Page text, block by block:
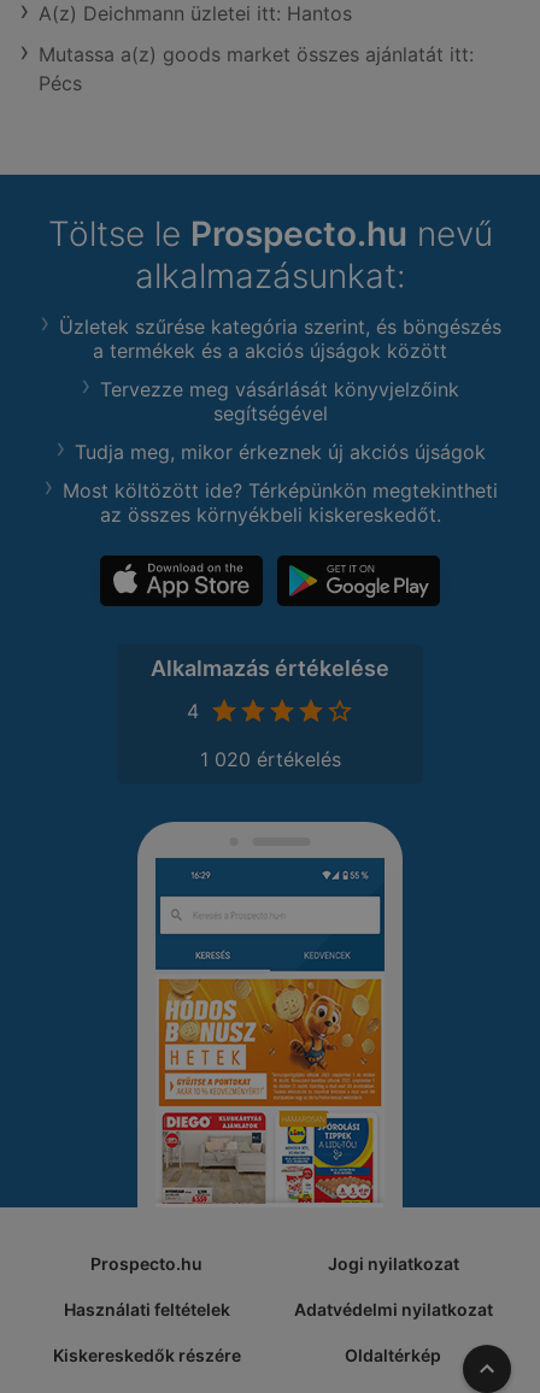
A(z) Deichmann üzletei itt: Hantos
Mutassa a(z) goods market összes ajánlatát itt:
Pécs
Töltse le Prospecto.hu nevű
alkalmazásunkat:
Üzletek szűrése kategória szerint, és böngészés
a termékek és a akciós újságok között
Tervezze meg vásárlását könyvjelzőink
segítségével
Tudja meg, mikor érkeznek új akciós újságok
Most költözött ide? Térképünkön megtekintheti
az összes környékbeli kiskereskedőt.
Alkalmazás értékelése
4
1 020 értékelés
Prospecto.hu Jogi nyilatkozat
Használati feltételek Adatvédelmi nyilatkozat
Kiskereskedők részére Oldaltérkép A